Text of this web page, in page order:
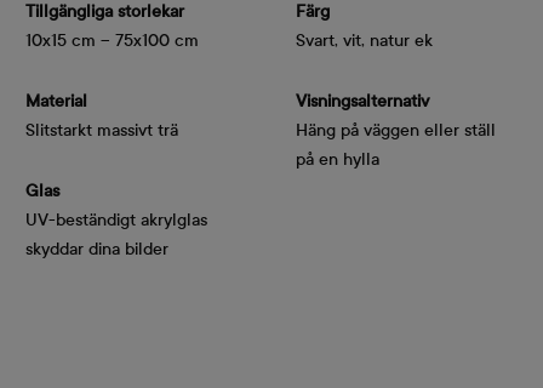
Tillgängliga storlekar
10x15 cm – 75x100 cm
Material
Slitstarkt massivt trä
Glas
UV-beständigt akrylglas
skyddar dina bilder
Färg
Svart, vit, natur ek
Visningsalternativ
Häng på väggen eller ställ
på en hylla